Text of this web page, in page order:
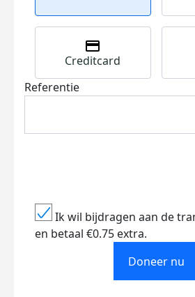
Creditcard
Referentie
Ik wil bijdragen aan de
en betaal €0.75 extra.
Doneer nu